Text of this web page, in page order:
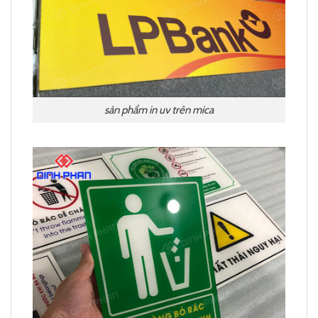
sản phẩm in uv trên mica